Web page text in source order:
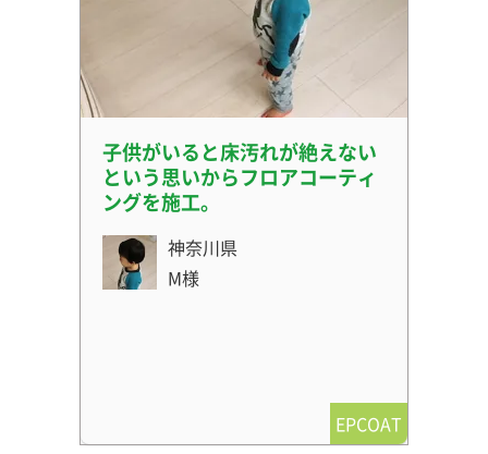
子供がいると床汚れが絶えない
という思いからフロアコーティ
ングを施工。
神奈川県
M様
EPCOAT